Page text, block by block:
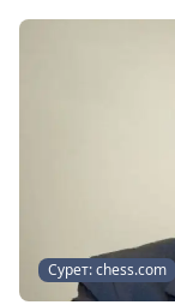
Сурет: chess.com